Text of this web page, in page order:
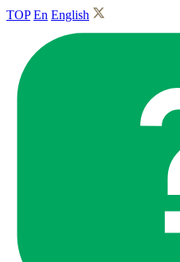
TOP En English